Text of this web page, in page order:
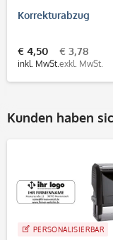
Korrekturabzug
€ 4,50
inkl. MwSt.
€ 3,78
exkl. MwSt.
Kunden haben
PERSONALISIERBAR